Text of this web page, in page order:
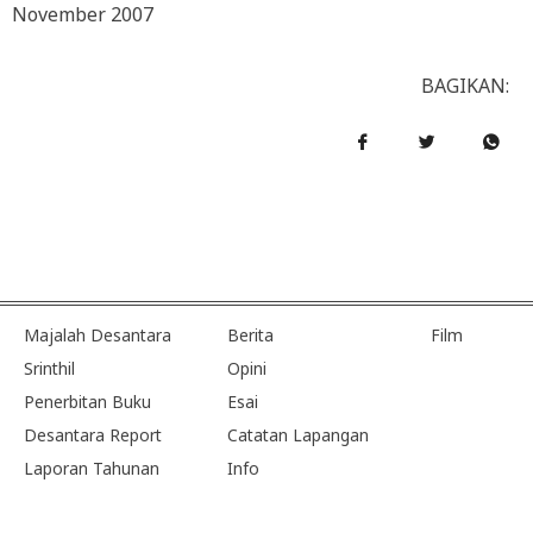
November 2007
BAGIKAN:
Majalah Desantara
Srinthil
Penerbitan Buku
Desantara Report
Laporan Tahunan
Berita
Opini
Esai
Catatan Lapangan
Info
Film